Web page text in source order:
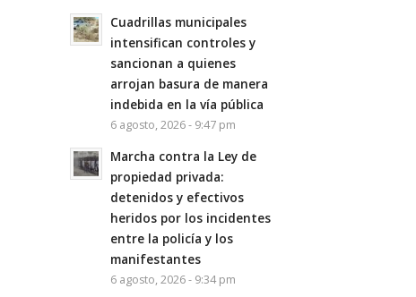
Cuadrillas municipales
intensifican controles y
sancionan a quienes
arrojan basura de manera
indebida en la vía pública
6 agosto, 2026 - 9:47 pm
Marcha contra la Ley de
propiedad privada:
detenidos y efectivos
heridos por los incidentes
entre la policía y los
manifestantes
6 agosto, 2026 - 9:34 pm